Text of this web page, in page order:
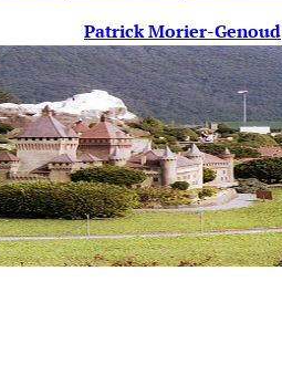
Patrick Morier-Genoud